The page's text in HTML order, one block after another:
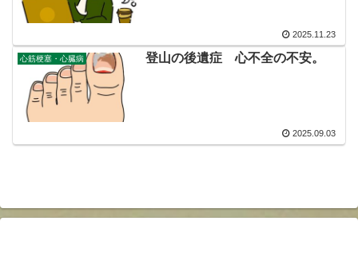
2025.11.23
心筋梗塞・心臓病 登山の後遺症 心不全の不安。
2025.09.03